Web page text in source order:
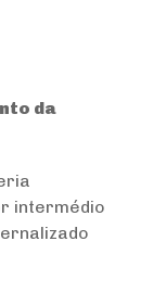
da
intermédio